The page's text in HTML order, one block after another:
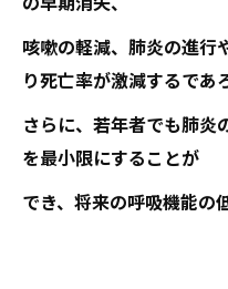
咳嗽の軽減、肺炎の進行
り死亡率が激減するであ
さらに、若年者でも肺炎
を最小限にすることが
でき、将来の呼吸機能の